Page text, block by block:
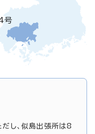
号
し、似島出張所は8